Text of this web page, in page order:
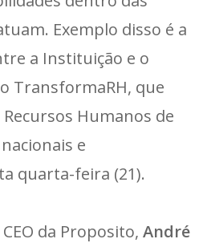
Exemplo disso é a
a Instituição e o
TransformaRH, que
Humanos de
e
quarta-feira (21).
da Proposito, André